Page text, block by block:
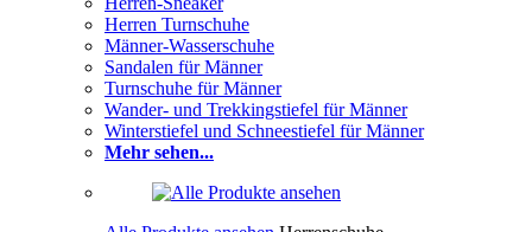
Herren Turnschuhe
Männer-Wasserschuhe
Sandalen für Männer
Turnschuhe für Männer
Wander- und Trekkingstiefel für Männer
Winterstiefel und Schneestiefel für Männer
Mehr sehen...